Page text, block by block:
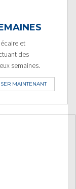
et
des
semaines.
MAINTENANT